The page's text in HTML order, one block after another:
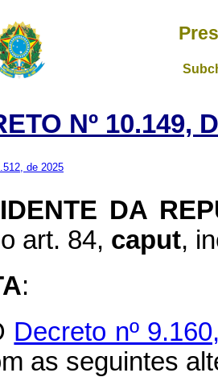
Nº 10.149,
de 2025
DA
art. 84, caput,
:
Decreto nº
as seguintes